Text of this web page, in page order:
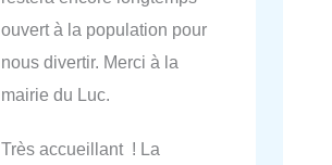
ouvert à la population pour
nous divertir. Merci à la
mairie du Luc.
Très accueillant ! La